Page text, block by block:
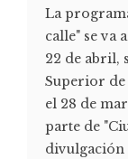
La
calle" se va
22 de abril,
Superior de
el 28 de
parte de
divulgación